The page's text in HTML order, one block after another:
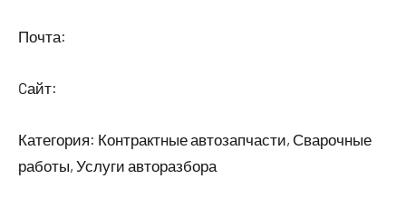
Почта:
Cайт:
Категория: Контрактные автозапчасти, Сварочные
работы, Услуги авторазбора